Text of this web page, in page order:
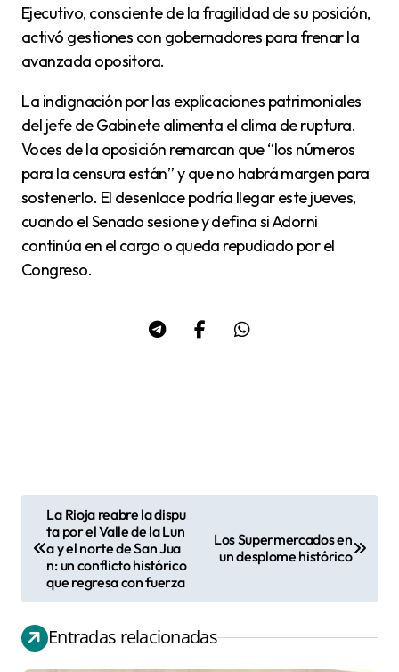
Ejecutivo, consciente de la fragilidad de su posición,
activó gestiones con gobernadores para frenar la
avanzada opositora.
La indignación por las explicaciones patrimoniales
del jefe de Gabinete alimenta el clima de ruptura.
Voces de la oposición remarcan que “los números
para la censura están” y que no habrá margen para
sostenerlo. El desenlace podría llegar este jueves,
cuando el Senado sesione y defina si Adorni
continúa en el cargo o queda repudiado por el
Congreso.
e
g
a
La Rioja reabre la dispu
ta por el Valle de la Lun
a y el norte de San Jua
n: un conflicto histórico
que regresa con fuerza
Los Supermercados en
un desplome histórico
Entradas relacionadas